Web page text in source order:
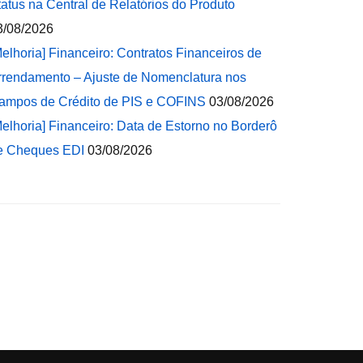
na Central de Relatórios do Produto
08/2026
Financeiro: Contratos Financeiros de
– Ajuste de Nomenclatura nos
de Crédito de PIS e COFINS 03/08/2026
Financeiro: Data de Estorno no Borderô
Cheques EDI 03/08/2026